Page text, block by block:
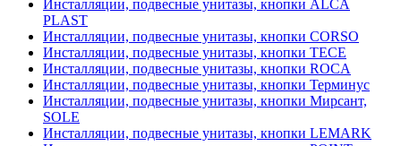
Инсталляции, подвесные унитазы, кнопки ALCA
PLAST
Инсталляции, подвесные унитазы, кнопки CORSO
Инсталляции, подвесные унитазы, кнопки TECE
Инсталляции, подвесные унитазы, кнопки ROCA
Инсталляции, подвесные унитазы, кнопки Терминус
Инсталляции, подвесные унитазы, кнопки Мирсант,
SOLE
Инсталляции, подвесные унитазы, кнопки LEMARK